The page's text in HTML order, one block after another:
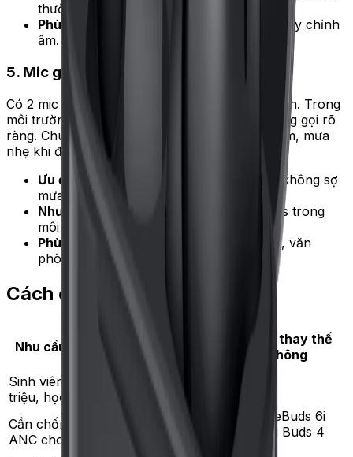
thường, mất tính năng EQ.
Phù hợp với ai:
Người dùng Android cần tùy chỉnh
âm.
5. Mic gọi và chống mồ hôi
Có 2 mic mỗi tai với thuật toán khử ồn AI cơ bản. Trong
môi trường yên tĩnh (phòng làm việc) chất lượng gọi rõ
ràng. Chuẩn IP54 chịu được mồ hôi khi tập gym, mưa
nhẹ khi đi đường.
Ưu điểm: Tập gym, chạy bộ dùng được, không sợ
mưa rào.
Nhược điểm:
Mic không tốt bằng AirPods trong
môi trường ồn (chợ, xe bus).
Phù hợp với ai:
Người gọi điện trong nhà, văn
phòng yên tĩnh.
Cách chọn theo nhu cầu
Nhu cầu chính
Có phù hợp
với SE 4
không?
Lựa chọn thay thế
nếu không
Sinh viên dưới 1
triệu, học online
Phù hợp tuyệt
Cần chống ồn
ANC cho xe bus
Không (không
có ANC)
Huawei FreeBuds 6i
hoặc Xiaomi Buds 4